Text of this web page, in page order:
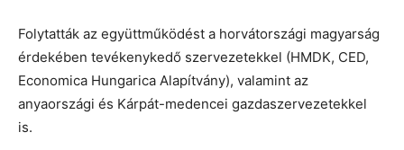
Folytatták az együttműködést a horvátországi magyarság
érdekében tevékenykedő szervezetekkel (HMDK, CED,
Economica Hungarica Alapítvány), valamint az
anyaországi és Kárpát-medencei gazdaszervezetekkel
is.